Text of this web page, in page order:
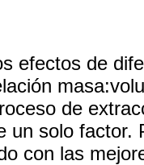
efectos de
de
un solo
con las